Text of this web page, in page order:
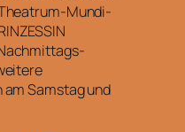
Mundi-
Samstag und